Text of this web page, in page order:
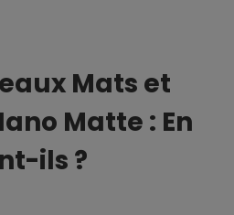
Mats et
Matte : En
ils ?